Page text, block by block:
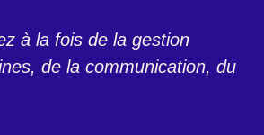
à la fois de la gestion
de la communication, du